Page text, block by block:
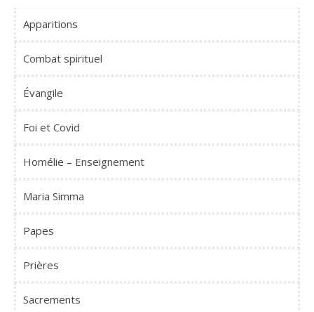
Apparitions
Combat spirituel
Évangile
Foi et Covid
Homélie – Enseignement
Maria Simma
Papes
Prières
Sacrements